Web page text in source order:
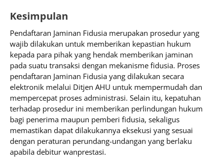
Kesimpulan
Pendaftaran Jaminan Fidusia merupakan prosedur yang
wajib dilakukan untuk memberikan kepastian hukum
kepada para pihak yang hendak memberikan jaminan
pada suatu transaksi dengan mekanisme fidusia. Proses
pendaftaran Jaminan Fidusia yang dilakukan secara
elektronik melalui Ditjen AHU untuk mempermudah dan
mempercepat proses administrasi. Selain itu, kepatuhan
terhadap prosedur ini memberikan perlindungan hukum
bagi penerima maupun pemberi fidusia, sekaligus
memastikan dapat dilakukannya eksekusi yang sesuai
dengan peraturan perundang-undangan yang berlaku
apabila debitur wanprestasi.